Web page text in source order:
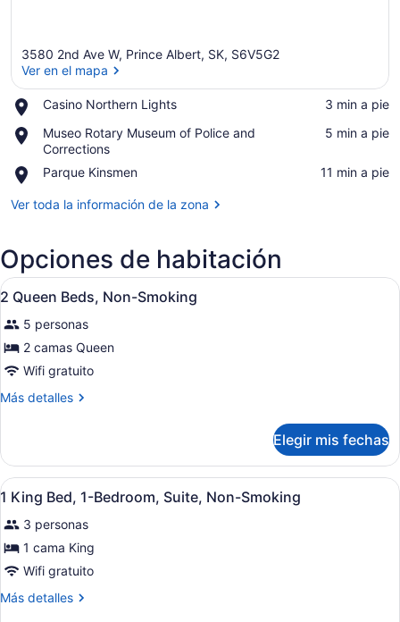
3580 2nd Ave W, Prince Albert, SK, S6V5G2
Ver en el mapa
Casino Northern Lights
Place,
Northern
Lights
‪3 min a pie‬
Museo Rotary Museum of Police and
Corrections
Place,
Museo
Rotary
Museum
of
Police
‪5 min a pie‬
Parque Kinsmen
Place,
Kinsmen
‪11 min a pie‬
Ver toda la información de la zona
Opciones de habitación
Abrir
todas
las
fotos
de
2
Queen
Non-
Smoking
Camas con pillow-top, escritorio
5
2 Queen Beds, Non-Smoking
5 personas
2 camas Queen
Wifi gratuito
Más detalles
Más
Queen
Beds,
Non-
Smoking
Elegir mis fechas
Abrir
todas
las
fotos
de
1
King
Camas con pillow-top, escritorio
5
1 King Bed, 1-Bedroom, Suite, Non-Smoking
3 personas
1 cama King
Wifi gratuito
Más detalles
Más